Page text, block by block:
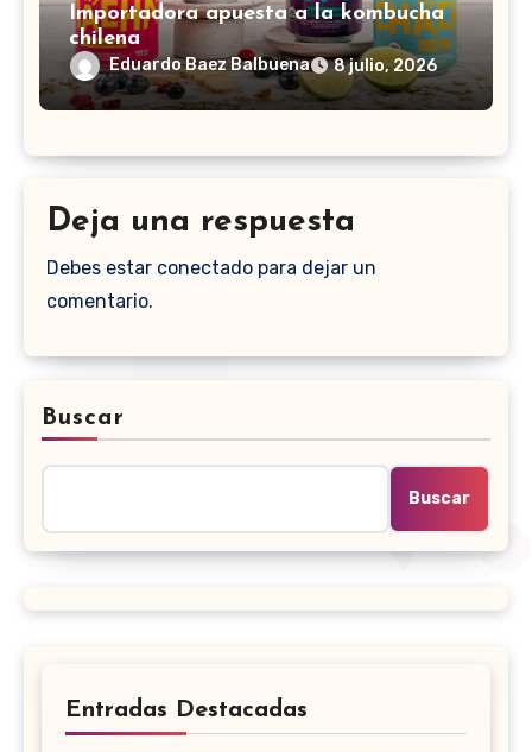
Importadora apuesta a la kombucha
chilena
Eduardo Baez Balbuena 8 julio, 2026
Deja una respuesta
Debes estar conectado para dejar un
comentario.
Buscar
Buscar
Entradas Destacadas